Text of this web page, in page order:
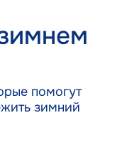
помогут
зимний